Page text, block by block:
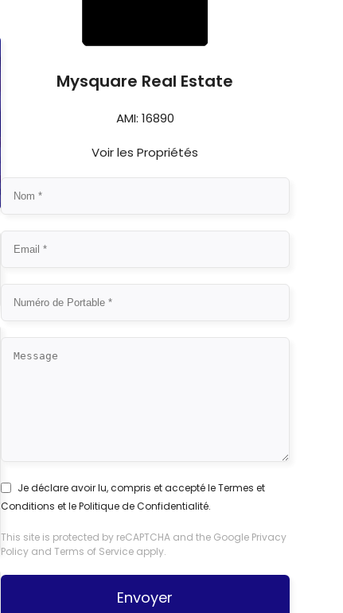
Mysquare Real Estate
AMI: 16890
Voir les Propriétés
Je déclare avoir lu, compris et accepté leTermes et
Conditions et lePolitique de Confidentialité.
This site is protected by reCAPTCHA and the Google Privacy
Policyand Terms of Serviceapply.
Envoyer